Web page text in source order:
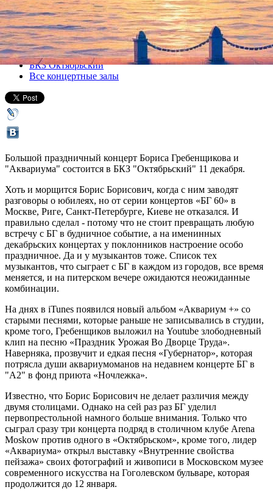
11 декабря 2013, среда,19.00
Версия для печати
Все концерты
БКЗ Октябрьский
Все концертные залы
Большой праздничный концерт Бориса Гребенщикова и
"Аквариума" состоится в БКЗ "Октябрьский" 11 декабря.
Хоть и морщится Борис Борисович, когда с ним заводят
разговоры о юбилеях, но от серии концертов «БГ 60» в
Москве, Риге, Санкт-Петербурге, Киеве не отказался. И
правильно сделал - потому что не стоит превращать любую
встречу с БГ в будничное событие, а на именинных
декабрьских концертах у поклонников настроение особо
праздничное. Да и у музыкантов тоже. Список тех
музыкантов, что сыграет с БГ в каждом из городов, все время
меняется, и на питерском вечере ожидаются неожиданные
комбинации.
На днях в iTunes появился новый альбом «Аквариум +» со
старыми песнями, которые раньше не записывались в студии,
кроме того, Гребенщиков выложил на Youtube злободневный
клип на песню «Праздник Урожая Во Дворце Труда».
Наверняка, прозвучит и едкая песня «Губернатор», которая
потрясла души аквариумоманов на недавнем концерте БГ в
"А2" в фонд приюта «Ночлежка».
Известно, что Борис Борисович не делает различия между
двумя столицами. Однако на сей раз раз БГ уделил
первопрестольной намного больше внимания. Только что
сыграл сразу три концерта подряд в столичном клубе Arena
Moskow против одного в «Октябрьском», кроме того, лидер
«Аквариума» открыл выставку «Внутренние свойства
пейзажа» своих фотографий и живописи в Московском музее
современного искусства на Гоголевском бульваре, которая
продолжится до 12 января.